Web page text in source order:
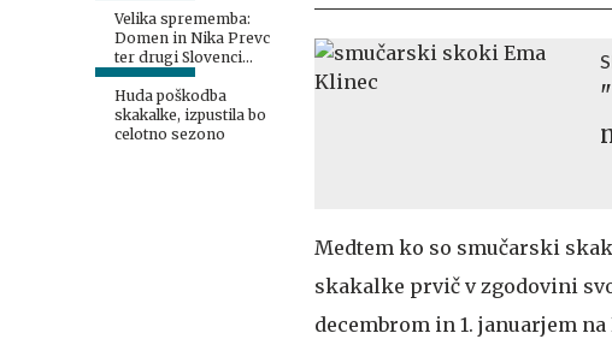
Velika sprememba:
Domen in Nika Prevc
ter drugi Slovenci
dobili proste roke
Huda poškodba
skakalke, izpustila bo
celotno sezono
Medtem ko so smučarski
skakalke prvič v zgodovini
decembrom in 1. januarjem